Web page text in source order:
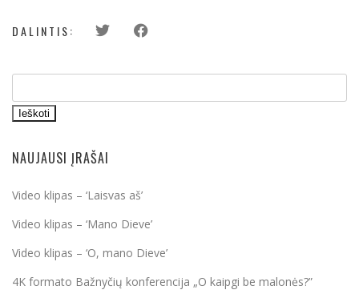
DALINTIS:
Ieškoti
NAUJAUSI ĮRAŠAI
Video klipas – ‘Laisvas aš’
Video klipas – ‘Mano Dieve’
Video klipas – ‘O, mano Dieve’
4K formato Bažnyčių konferencija „O kaipgi be malonės?”